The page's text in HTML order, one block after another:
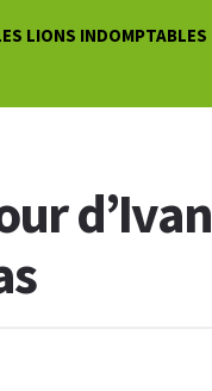
LIONS INDOMPTABLES
d’Ivan